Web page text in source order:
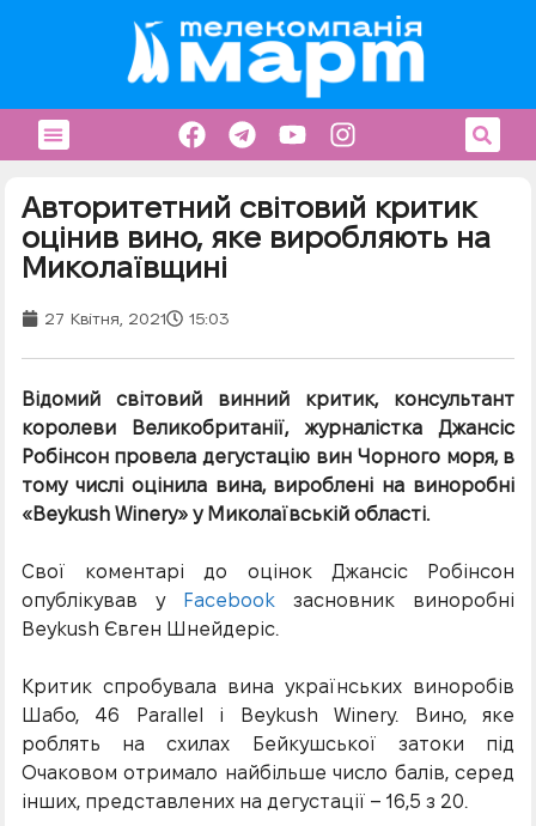
Авторитетний світовий критик
оцінив вино, яке виробляють на
Миколаївщині
27 Квітня, 2021 15:03
Відомий світовий винний критик, консультант
королеви Великобританії, журналістка Джансіс
Робінсон провела дегустацію вин Чорного моря, в
тому числі оцінила вина, вироблені на виноробні
«Beykush Winery» у Миколаївській області.
Свої коментарі до оцінок Джансіс Робінсон
опублікував у
Facebookзасновник виноробні
Beykush Євген Шнейдеріс.
Критик спробувала вина українських виноробів
Шабо, 46 Parallel і Beykush Winery. Вино, яке
роблять на схилах Бейкушської затоки під
Очаковом отримало найбільше число балів, серед
інших, представлених на дегустації – 16,5 з 20.